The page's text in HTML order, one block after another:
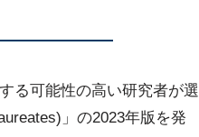
る可能性の高い研究者が選
」の2023年版を発